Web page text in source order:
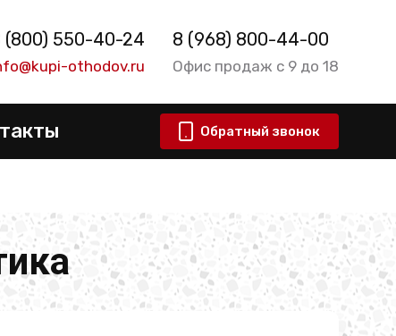
(800) 550-40-24
othodov.ru
8 (968) 800-44-00
Офис продаж с 9 до 18
Обратный звонок